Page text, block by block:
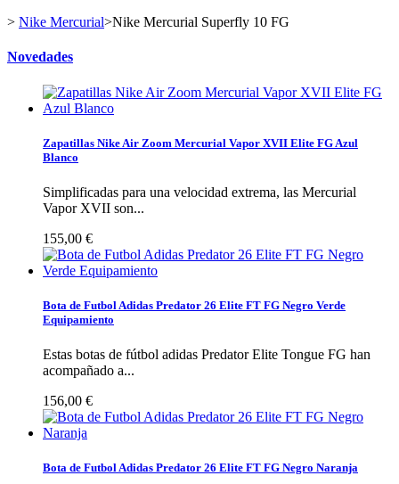
> Nike Mercurial>Nike Mercurial Superfly 10 FG
Novedades
Zapatillas Nike Air Zoom Mercurial Vapor XVII Elite FG Azul
Blanco
Simplificadas para una velocidad extrema, las Mercurial
Vapor XVII son...
155,00 €
Bota de Futbol Adidas Predator 26 Elite FT FG Negro Verde
Equipamiento
Estas botas de fútbol adidas Predator Elite Tongue FG han
acompañado a...
156,00 €
Bota de Futbol Adidas Predator 26 Elite FT FG Negro Naranja